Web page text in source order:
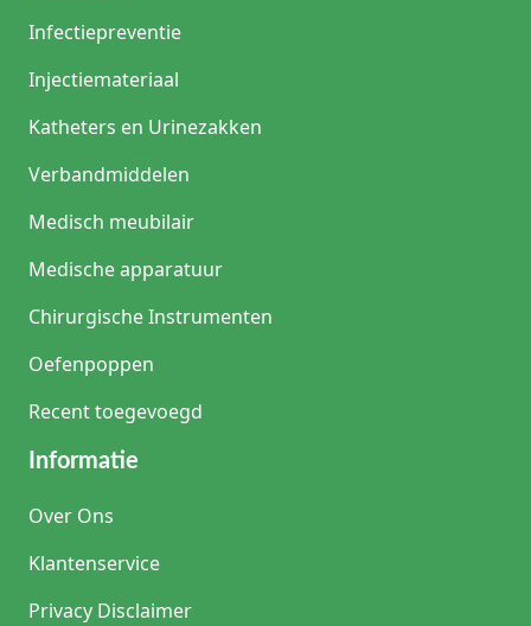
Infectiepreventie
Injectiemateriaal
Katheters en Urinezakken
Verbandmiddelen
Medisch meubilair
Medische apparatuur
Chirurgische Instrumenten
Oefenpoppen
Recent toegevoegd
Informatie
Over Ons
Klantenservice
Privacy Disclaimer